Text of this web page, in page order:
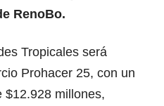
RenoBo.
Tropicales será
Prohacer 25, con un
$12.928 millones,